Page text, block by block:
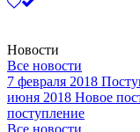
Новости
Все новости
7 февраля 2018
июня 2018 Новое
поступление
Все новости